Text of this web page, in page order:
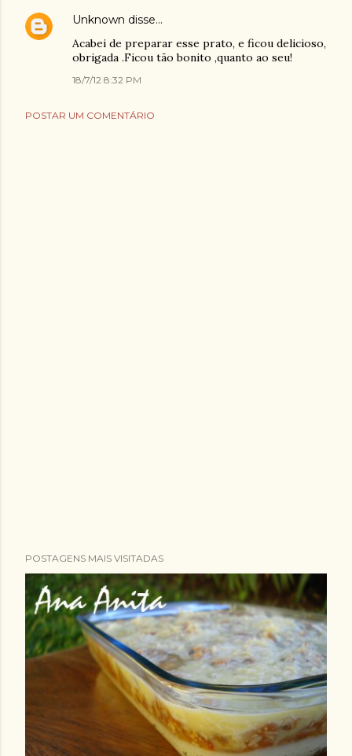
Unknown disse…
Acabei de preparar esse prato, e ficou delicioso,
obrigada .Ficou tão bonito ,quanto ao seu!
18/7/12 8:32 PM
POSTAR UM COMENTÁRIO
POSTAGENS MAIS VISITADAS